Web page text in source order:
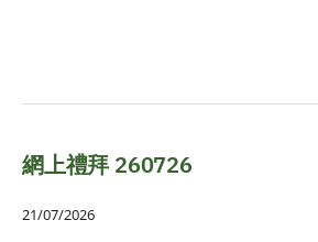
網上禮拜 260726
21/07/2026